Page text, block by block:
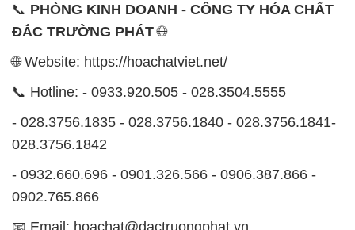
- 028.3756.1835 - 028.3756.1840 - 028.3756.1841-
0902.765.866
📧 Email: hoachat@dactruongphat.vn
ĐỊA CHỈ
1229C Quốc lộ 1A, Phường Bình Trị Đông B,